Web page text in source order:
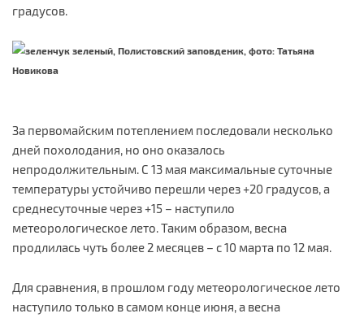
градусов.
За первомайским потеплением последовали несколько
дней похолодания, но оно оказалось
непродолжительным. С 13 мая максимальные суточные
температуры устойчиво перешли через +20 градусов, а
среднесуточные через +15 – наступило
метеорологическое лето. Таким образом, весна
продлилась чуть более 2 месяцев – с 10 марта по 12 мая.
Для сравнения, в прошлом году метеорологическое лето
наступило только в самом конце июня, а весна